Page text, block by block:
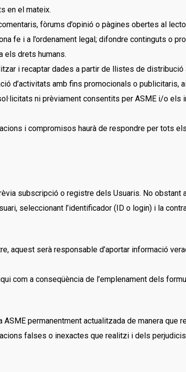
en el mateix.
fòrums d’opinió o pàgines obertes al
fe i a l’ordenament legal; difondre continguts o
els drets humans.
i recaptar dades a partir de llistes de
d’activitats amb fins promocionals o publicitaris,
ni prèviament consentits per ASME i/o els
i compromisos haurà de respondre per tots
subscripció o registre dels Usuaris. No obstant
seleccionant l’identificador (ID o login) i la
aquest serà responsable d’aportar informació
com a conseqüència de l’emplenament dels
permanentment actualitzada de manera que
falses o inexactes que realitzi i dels